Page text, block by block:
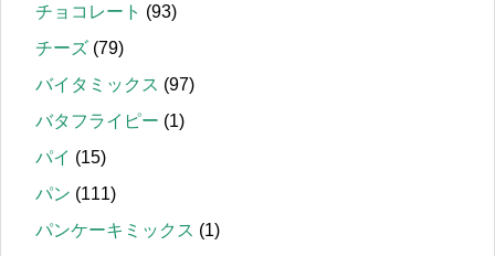
チョコレート (93)
チーズ (79)
バイタミックス (97)
バタフライピー (1)
パイ (15)
パン (111)
パンケーキミックス (1)